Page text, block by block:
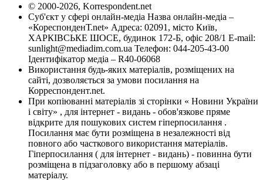
© 2000-2026, Korrespondent.net
Суб'єкт у сфері онлайн-медіа Назва онлайн-медіа –
«КореспонденТ.net» Адреса: 02091, місто Київ,
ХАРКІВСЬКЕ ШОСЕ, будинок 172-Б, офіс 208/1 E-mail:
sunlight@mediadim.com.ua Телефон: 044-205-43-00
Ідентифікатор медіа – R40-06068
Використання будь-яких матеріалів, розміщених на
сайті, дозволяється за умови посилання на
Корреспондент.net.
При копіюванні матеріалів зі сторінки « Новини України
і світу» , для інтернет - видань - обов'язкове пряме
відкрите для пошукових систем гіперпосилання .
Посилання має бути розміщена в незалежності від
повного або часткового використання матеріалів.
Гіперпосилання ( для інтернет - видань) - повинна бути
розміщена в підзаголовку або в першому абзаці
матеріалу.